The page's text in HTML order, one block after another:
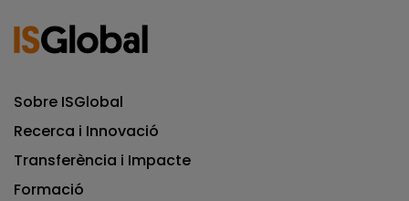
Sobre ISGlobal
Recerca i Innovació
Transferència i Impacte
Formació